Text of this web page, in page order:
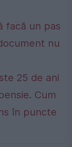
facă un pas
nu
25 de ani
Cum
în puncte